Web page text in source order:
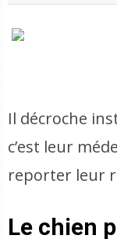
Il décroche
c’est leur
reporter leur
Le chien